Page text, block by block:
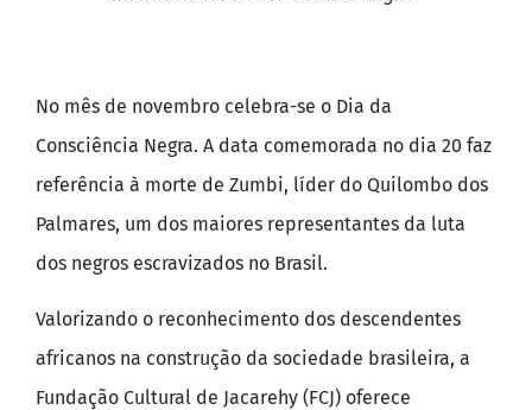
No mês de novembro celebra-se o Dia da
Consciência Negra. A data comemorada no dia 20 faz
referência à morte de Zumbi, líder do Quilombo dos
Palmares, um dos maiores representantes da luta
dos negros escravizados no Brasil.
Valorizando o reconhecimento dos descendentes
africanos na construção da sociedade brasileira, a
Fundação Cultural de Jacarehy (FCJ) oferece